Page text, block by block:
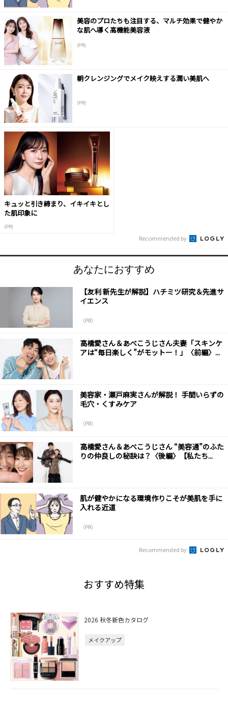
美容のプロたちも注目する、マルチ効果で健やか
な肌へ導く高機能美容液
(PR)
朝クレンジングでメイク映えする潤い美肌へ
(PR)
キュッと引き締まり、イキイキとし
た肌印象に
(PR)
Recommended by
あなたにおすすめ
【友利 新先生が解説】ハチミツ研究＆先進サ
イエンス
（PR）
高橋愛さん＆あべこうじさん夫妻「スキンケ
アは“毎日楽しく”がモットー！」〈前編〉...
美容家・瀬戸麻実さんが解説！ 手間いらずの
毛穴・くすみケア
（PR）
高橋愛さん＆あべこうじさん “美容通”のふた
りの仲良しの秘訣は？〈後編〉【私たち...
肌が健やかになる環境作りこそが美肌を手に
入れる近道
（PR）
Recommended by
おすすめ特集
2026 秋冬新色カタログ
メイクアップ